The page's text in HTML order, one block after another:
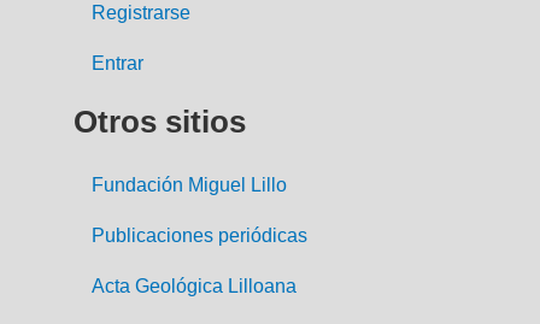
Registrarse
Entrar
Otros sitios
Fundación Miguel Lillo
Publicaciones periódicas
Acta Geológica Lilloana